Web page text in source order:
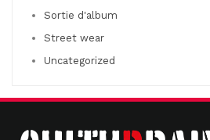
Sortie d'album
Street wear
Uncategorized